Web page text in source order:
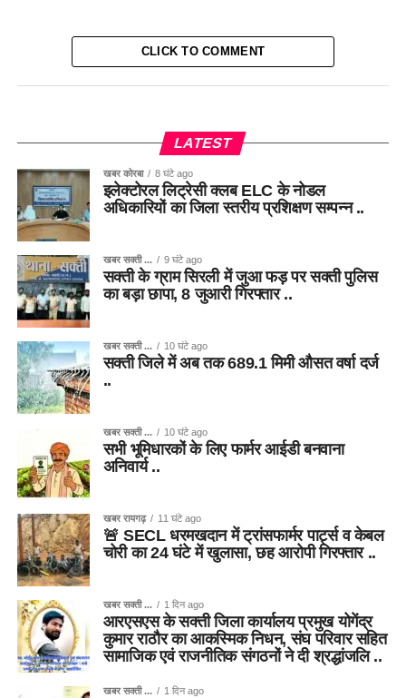
CLICK TO COMMENT
LATEST
खबर कोरबा 8 घंटे ago
इलेक्टोरल लिट्रेसी क्लब ELC के नोडल
अधिकारियों का जिला स्तरीय प्रशिक्षण सम्पन्न ..
खबर सक्ती ... 9 घंटे ago
सक्ती के ग्राम सिरली में जुआ फड़ पर सक्ती पुलिस
का बड़ा छापा, 8 जुआरी गिरफ्तार ..
खबर सक्ती ... 10 घंटे ago
सक्ती जिले में अब तक 689.1 मिमी औसत वर्षा दर्ज
..
खबर सक्ती ... 10 घंटे ago
सभी भूमिधारकों के लिए फार्मर आईडी बनवाना
अनिवार्य ..
खबर रायगढ़ 11 घंटे ago
🚨 SECL धरमखदान में ट्रांसफार्मर पार्ट्स व केबल
चोरी का 24 घंटे में खुलासा, छह आरोपी गिरफ्तार ..
खबर सक्ती ... 1 दिन ago
आरएसएस के सक्ती जिला कार्यालय प्रमुख योगेंद्र
कुमार राठौर का आकस्मिक निधन, संघ परिवार सहित
सामाजिक एवं राजनीतिक संगठनों ने दी श्रद्धांजलि ..
खबर सक्ती ... 1 दिन ago